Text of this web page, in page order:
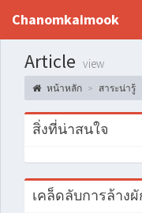
Chanomkaimook
Article view
หน้าหลัก สาระน่ารู้
สิ่งที่น่าสนใจ
เคล็ดลับการล้าง